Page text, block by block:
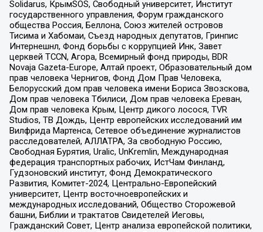
Solidarus, КрымSOS, Свободный университет, Институт
государственного управления, Форум гражданского
общества Россия, Беллона, Союз жителей островов
Тисима и Хабомаи, Съезд народных депутатов, Гринпис
Интернешнл, Фонд борьбы с коррупцией Инк, Завет
церквей TCCN, Агора, Всемирный фонд природы, BDR
Novaja Gazeta-Europe, Алтай проект, Образовательный дом
прав человека Чернигов, Фонд Дом Прав Человека,
Белорусский дом прав человека имени Бориса Звозскова,
Дом прав человека Тбилиси, Дом прав человека Ереван,
Дом прав человека Крым, Центр дикого лосося, TVR
Studios, ТВ Дождь, Центр европейских исследований им
Вилфрида Мартенса, Сетевое объединение журналистов
расследователей, АЛЛАТРА, За свободную Россию,
Свободная Бурятия, Uralic, UnKremlin, Международная
федерация транспортных рабочих, ИстЧам Финланд,
Гудзоновский институт, Фонд Демократического
Развития, Комитет-2024, Центрально-Европейский
университет, Центр восточноевропейских и
международных исследований, Общество Сторожевой
башни, Библии и трактатов Свидетелей Иеговы,
Гражданский Совет, Центр анализа европейской политики,